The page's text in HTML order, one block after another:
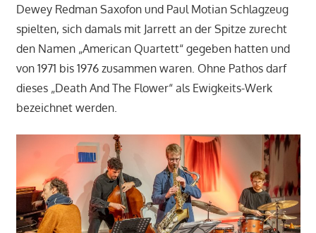
Dewey Redman Saxofon und Paul Motian Schlagzeug
spielten, sich damals mit Jarrett an der Spitze zurecht
den Namen „American Quartett“ gegeben hatten und
von 1971 bis 1976 zusammen waren. Ohne Pathos darf
dieses „Death And The Flower“ als Ewigkeits-Werk
bezeichnet werden.